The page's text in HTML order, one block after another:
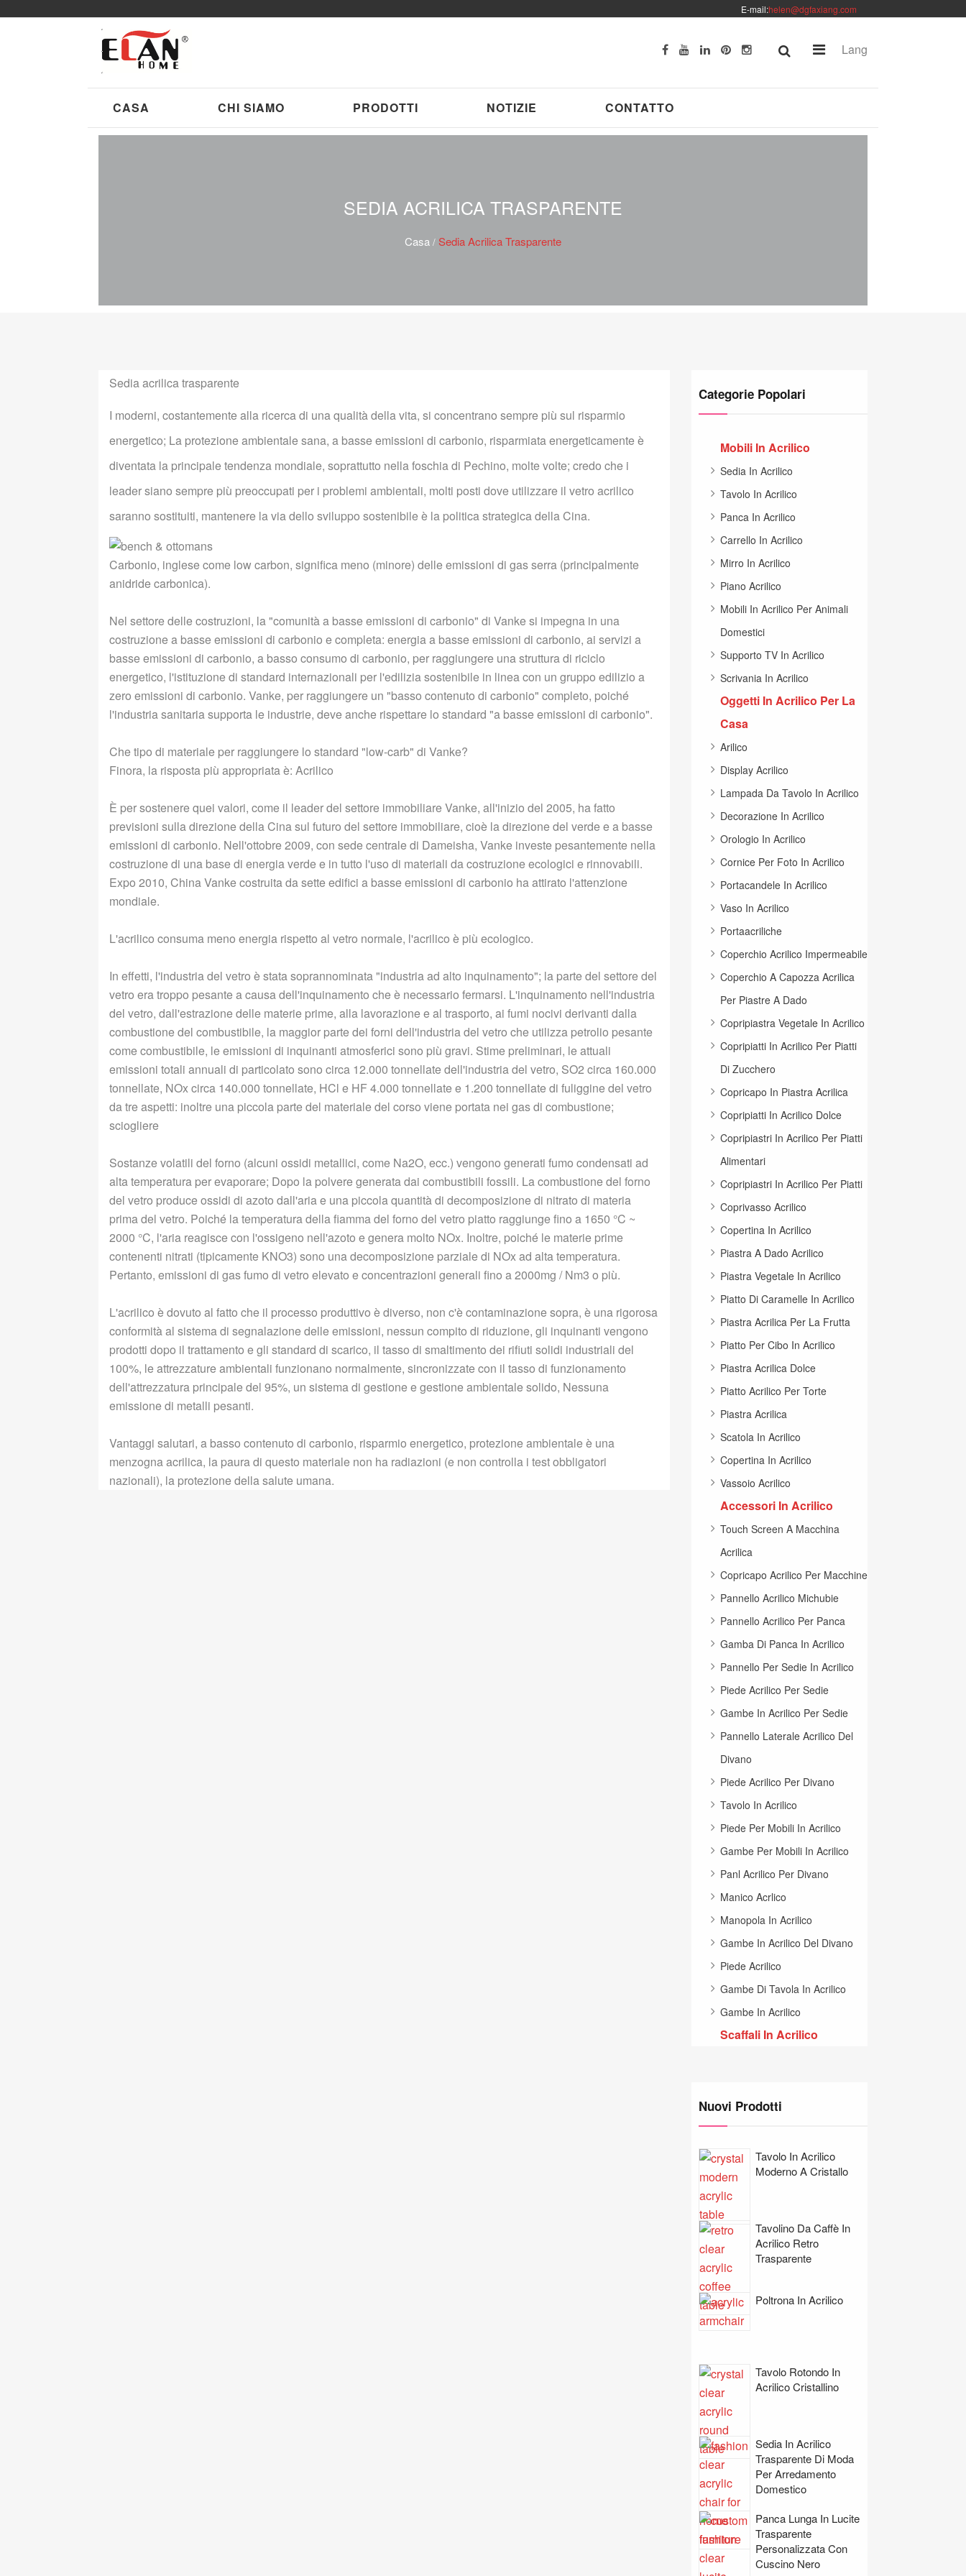
E-mail:helen@dgfaxiang.com
Lang
CASA CHI SIAMO PRODOTTI NOTIZIE CONTATTO
SEDIA ACRILICA TRASPARENTE
Casa / Sedia Acrilica Trasparente
Sedia acrilica trasparente
I moderni, costantemente alla ricerca di una qualità della vita, si concentrano sempre più sul risparmio
energetico; La protezione ambientale sana, a basse emissioni di carbonio, risparmiata energeticamente è
diventata la principale tendenza mondiale, soprattutto nella foschia di Pechino, molte volte; credo che i
leader siano sempre più preoccupati per i problemi ambientali, molti posti dove utilizzare il vetro acrilico
saranno sostituiti, mantenere la via dello sviluppo sostenibile è la politica strategica della Cina.
Carbonio, inglese come low carbon, significa meno (minore) delle emissioni di gas serra (principalmente
anidride carbonica).
Nel settore delle costruzioni, la "comunità a basse emissioni di carbonio" di Vanke si impegna in una
costruzione a basse emissioni di carbonio e completa: energia a basse emissioni di carbonio, ai servizi a
basse emissioni di carbonio, a basso consumo di carbonio, per raggiungere una struttura di riciclo
energetico, l'istituzione di standard internazionali per l'edilizia sostenibile in linea con un gruppo edilizio a
zero emissioni di carbonio. Vanke, per raggiungere un "basso contenuto di carbonio" completo, poiché
l'industria sanitaria supporta le industrie, deve anche rispettare lo standard "a basse emissioni di carbonio".
Che tipo di materiale per raggiungere lo standard "low-carb" di Vanke?
Finora, la risposta più appropriata è: Acrilico
È per sostenere quei valori, come il leader del settore immobiliare Vanke, all'inizio del 2005, ha fatto
previsioni sulla direzione della Cina sul futuro del settore immobiliare, cioè la direzione del verde e a basse
emissioni di carbonio. Nell'ottobre 2009, con sede centrale di Dameisha, Vanke investe pesantemente nella
costruzione di una base di energia verde e in tutto l'uso di materiali da costruzione ecologici e rinnovabili.
Expo 2010, China Vanke costruita da sette edifici a basse emissioni di carbonio ha attirato l'attenzione
mondiale.
L'acrilico consuma meno energia rispetto al vetro normale, l'acrilico è più ecologico.
In effetti, l'industria del vetro è stata soprannominata "industria ad alto inquinamento"; la parte del settore del
vetro era troppo pesante a causa dell'inquinamento che è necessario fermarsi. L'inquinamento nell'industria
del vetro, dall'estrazione delle materie prime, alla lavorazione e al trasporto, ai fumi nocivi derivanti dalla
combustione del combustibile, la maggior parte dei forni dell'industria del vetro che utilizza petrolio pesante
come combustibile, le emissioni di inquinanti atmosferici sono più gravi. Stime preliminari, le attuali
emissioni totali annuali di particolato sono circa 12.000 tonnellate dell'industria del vetro, SO2 circa 160.000
tonnellate, NOx circa 140.000 tonnellate, HCl e HF 4.000 tonnellate e 1.200 tonnellate di fuliggine del vetro
da tre aspetti: inoltre una piccola parte del materiale del corso viene portata nei gas di combustione;
sciogliere
Sostanze volatili del forno (alcuni ossidi metallici, come Na2O, ecc.) vengono generati fumo condensati ad
alta temperatura per evaporare; Dopo la polvere generata dai combustibili fossili. La combustione del forno
del vetro produce ossidi di azoto dall'aria e una piccola quantità di decomposizione di nitrato di materia
prima del vetro. Poiché la temperatura della fiamma del forno del vetro piatto raggiunge fino a 1650 °C ~
2000 °C, l'aria reagisce con l'ossigeno nell'azoto e genera molto NOx. Inoltre, poiché le materie prime
contenenti nitrati (tipicamente KNO3) sono una decomposizione parziale di NOx ad alta temperatura.
Pertanto, emissioni di gas fumo di vetro elevato e concentrazioni generali fino a 2000mg / Nm3 o più.
L'acrilico è dovuto al fatto che il processo produttivo è diverso, non c'è contaminazione sopra, è una rigorosa
conformità al sistema di segnalazione delle emissioni, nessun compito di riduzione, gli inquinanti vengono
prodotti dopo il trattamento e gli standard di scarico, il tasso di smaltimento dei rifiuti solidi industriali del
100%, le attrezzature ambientali funzionano normalmente, sincronizzate con il tasso di funzionamento
dell'attrezzatura principale del 95%, un sistema di gestione e gestione ambientale solido, Nessuna
emissione di metalli pesanti.
Vantaggi salutari, a basso contenuto di carbonio, risparmio energetico, protezione ambientale è una
menzogna acrilica, la paura di questo materiale non ha radiazioni (e non controlla i test obbligatori
nazionali), la protezione della salute umana.
Categorie Popolari
Mobili In Acrilico
Sedia In Acrilico
Tavolo In Acrilico
Panca In Acrilico
Carrello In Acrilico
Mirro In Acrilico
Piano Acrilico
Mobili In Acrilico Per Animali
Domestici
Supporto TV In Acrilico
Scrivania In Acrilico
Oggetti In Acrilico Per La
Casa
Arilico
Display Acrilico
Lampada Da Tavolo In Acrilico
Decorazione In Acrilico
Orologio In Acrilico
Cornice Per Foto In Acrilico
Portacandele In Acrilico
Vaso In Acrilico
Portaacriliche
Coperchio Acrilico Impermeabile
Coperchio A Capozza Acrilica
Per Piastre A Dado
Copripiastra Vegetale In Acrilico
Copripiatti In Acrilico Per Piatti
Di Zucchero
Copricapo In Piastra Acrilica
Copripiatti In Acrilico Dolce
Copripiastri In Acrilico Per Piatti
Alimentari
Copripiastri In Acrilico Per Piatti
Coprivasso Acrilico
Copertina In Acrilico
Piastra A Dado Acrilico
Piastra Vegetale In Acrilico
Piatto Di Caramelle In Acrilico
Piastra Acrilica Per La Frutta
Piatto Per Cibo In Acrilico
Piastra Acrilica Dolce
Piatto Acrilico Per Torte
Piastra Acrilica
Scatola In Acrilico
Copertina In Acrilico
Vassoio Acrilico
Accessori In Acrilico
Touch Screen A Macchina
Acrilica
Copricapo Acrilico Per Macchine
Pannello Acrilico Michubie
Pannello Acrilico Per Panca
Gamba Di Panca In Acrilico
Pannello Per Sedie In Acrilico
Piede Acrilico Per Sedie
Gambe In Acrilico Per Sedie
Pannello Laterale Acrilico Del
Divano
Piede Acrilico Per Divano
Tavolo In Acrilico
Piede Per Mobili In Acrilico
Gambe Per Mobili In Acrilico
Panl Acrilico Per Divano
Manico Acrlico
Manopola In Acrilico
Gambe In Acrilico Del Divano
Piede Acrilico
Gambe Di Tavola In Acrilico
Gambe In Acrilico
Scaffali In Acrilico
Nuovi Prodotti
Tavolo In Acrilico
Moderno A Cristallo
Tavolino Da Caffè In
Acrilico Retro
Trasparente
Poltrona In Acrilico
Tavolo Rotondo In
Acrilico Cristallino
Sedia In Acrilico
Trasparente Di Moda
Per Arredamento
Domestico
Panca Lunga In Lucite
Trasparente
Personalizzata Con
Cuscino Nero